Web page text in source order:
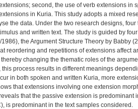
second, the use of verb extensions
in Kuria. This study adopts a mixed
the data. Under the two research designs,
and written text. The study is guided by
the Argument Structure Theory by Babby
reordering and repetitions of extensions affect
changing the thematic roles of the
process results in different meanings
in both spoken and written Kuria, more
that extensions involving one extension
that the passive extension is predominant
is predominant in the text samples considered.